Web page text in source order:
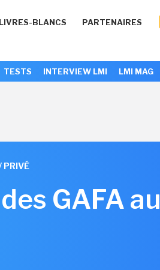
LIVRES-BLANCS PARTENAIRES
TESTS INTERVIEW LMI LMI MAG
PRIVÉ
GAFA au